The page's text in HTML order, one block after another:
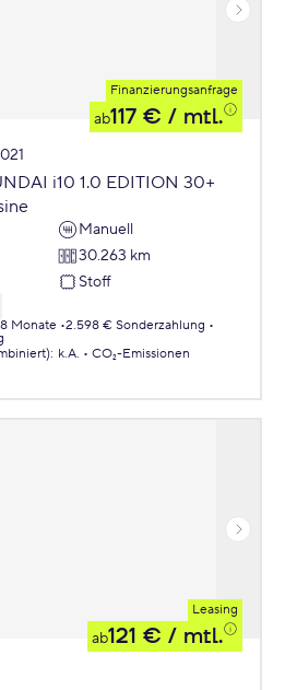
Finanzierungsanfrage
ab117 € / mtl.
i10 1.0 EDITION 30+
Manuell
30.263 km
Stoff
Monate 2.598 € Sonderzahlung
: k.A.
CO₂-Emissionen
Leasing
ab121 € / mtl.